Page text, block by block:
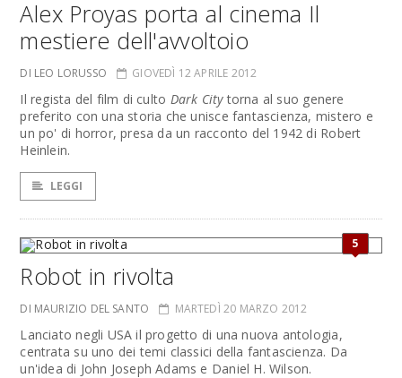
Alex Proyas porta al cinema Il
mestiere dell'avvoltoio
DI LEO LORUSSO GIOVEDÌ 12 APRILE 2012
Il regista del film di culto Dark Citytorna al suo genere
preferito con una storia che unisce fantascienza, mistero e
un po' di horror, presa da un racconto del 1942 di Robert
Heinlein.
LEGGI
5
Robot in rivolta
DI MAURIZIO DEL SANTO MARTEDÌ 20 MARZO 2012
Lanciato negli USA il progetto di una nuova antologia,
centrata su uno dei temi classici della fantascienza. Da
un'idea di John Joseph Adams e Daniel H. Wilson.